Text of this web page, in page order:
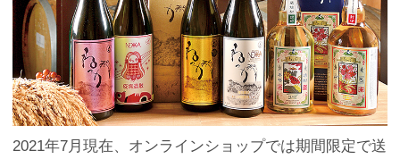
2021年7月現在、オンラインショップでは期間限定で送